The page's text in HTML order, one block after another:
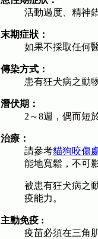
活動過度、精神
末期症狀：
如果不採取任何
傳染方式：
患有狂犬病之動
潛伏期：
2～8週，偶而短
治療：
請參考貓狗咬傷
能地寬鬆，不可
被患有狂犬病之
疫能力。
主動免疫 :
疫苗必須在三角